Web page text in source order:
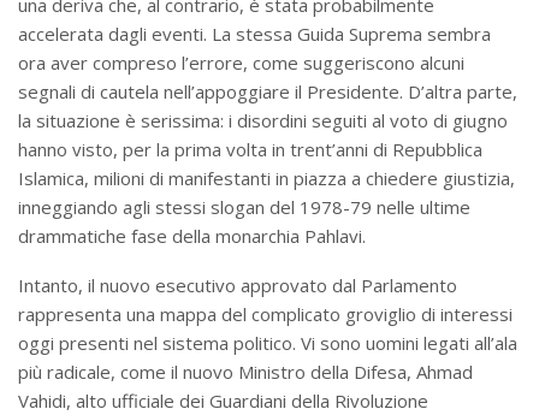
una deriva che, al contrario, è stata probabilmente
accelerata dagli eventi. La stessa Guida Suprema sembra
ora aver compreso l’errore, come suggeriscono alcuni
segnali di cautela nell’appoggiare il Presidente. D’altra parte,
la situazione è serissima: i disordini seguiti al voto di giugno
hanno visto, per la prima volta in trent’anni di Repubblica
Islamica, milioni di manifestanti in piazza a chiedere giustizia,
inneggiando agli stessi slogan del 1978-79 nelle ultime
drammatiche fase della monarchia Pahlavi.
Intanto, il nuovo esecutivo approvato dal Parlamento
rappresenta una mappa del complicato groviglio di interessi
oggi presenti nel sistema politico. Vi sono uomini legati all’ala
più radicale, come il nuovo Ministro della Difesa, Ahmad
Vahidi, alto ufficiale dei Guardiani della Rivoluzione